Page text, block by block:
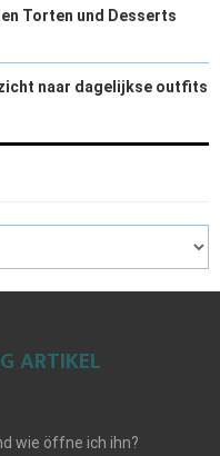
Torten und Desserts
naar dagelijkse outfits
ARTIKEL
wie öffne ich ihn?